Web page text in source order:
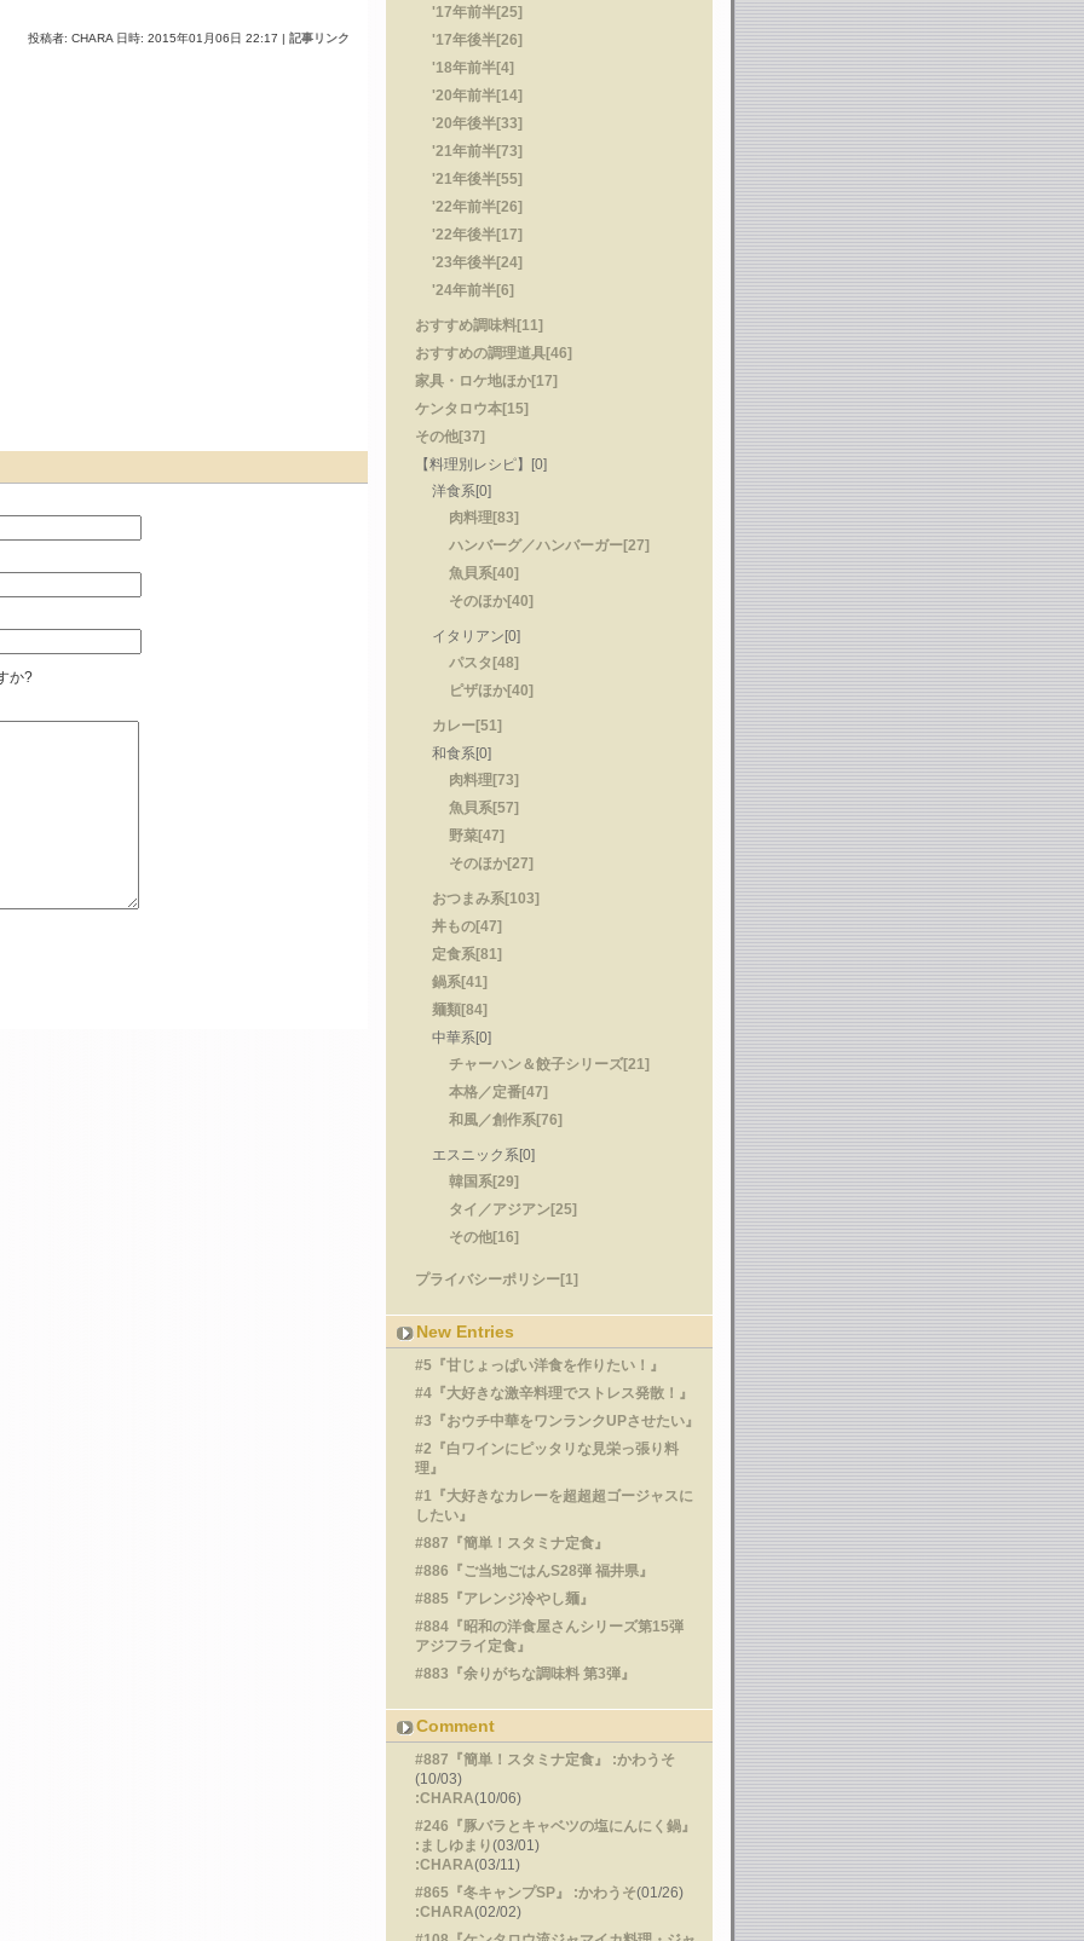
投稿者: CHARA 日時: 2015年01月06日 22:17 | 記事リンク
か?
'17年前半[25]
'17年後半[26]
'18年前半[4]
'20年前半[14]
'20年後半[33]
'21年前半[73]
'21年後半[55]
'22年前半[26]
'22年後半[17]
'23年後半[24]
'24年前半[6]
おすすめ調味料[11]
おすすめの調理道具[46]
家具・ロケ地ほか[17]
ケンタロウ本[15]
その他[37]
【料理別レシピ】[0]
洋食系[0]
肉料理[83]
ハンバーグ／ハンバーガー[27]
魚貝系[40]
そのほか[40]
イタリアン[0]
パスタ[48]
ピザほか[40]
カレー[51]
和食系[0]
肉料理[73]
魚貝系[57]
野菜[47]
そのほか[27]
おつまみ系[103]
丼もの[47]
定食系[81]
鍋系[41]
麺類[84]
中華系[0]
チャーハン＆餃子シリーズ[21]
本格／定番[47]
和風／創作系[76]
エスニック系[0]
韓国系[29]
タイ／アジアン[25]
その他[16]
プライバシーポリシー[1]
New Entries
#5『甘じょっぱい洋食を作りたい！』
#4『大好きな激辛料理でストレス発散！』
#3『おウチ中華をワンランクUPさせたい』
#2『白ワインにピッタリな見栄っ張り料
理』
#1『大好きなカレーを超超超ゴージャスに
したい』
#887『簡単！スタミナ定食』
#886『ご当地ごはんS28弾 福井県』
#885『アレンジ冷やし麺』
#884『昭和の洋食屋さんシリーズ第15弾
アジフライ定食』
#883『余りがちな調味料 第3弾』
Comment
#887『簡単！スタミナ定食』
:かわうそ
(10/03)
:CHARA(10/06)
#246『豚バラとキャベツの塩にんにく鍋』
:ましゆまり(03/01)
:CHARA(03/11)
#865『冬キャンプSP』
:かわうそ(01/26)
:CHARA(02/02)